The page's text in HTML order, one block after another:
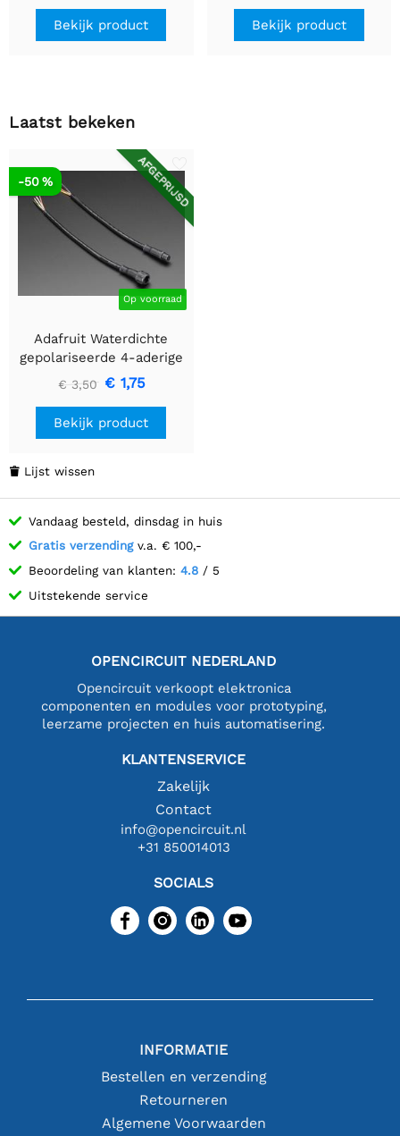
Bekijk product
LED's
Bekijk product
Laatst bekeken
AFGEPRIJSD
Op voorraad
-50 %
Adafruit Waterdichte
gepolariseerde 4-aderige
kabelset
€ 3,50 € 1,75
Bekijk product
 Lijst wissen
Vandaag besteld, dinsdag in huis
Gratis verzendingv.a. € 100,-
Beoordeling van klanten: 4.8 / 5
Uitstekende service
OPENCIRCUIT NEDERLAND
Opencircuit verkoopt elektronica
componenten en modules voor prototyping,
leerzame projecten en huis automatisering.
KLANTENSERVICE
Zakelijk
Contact
info@opencircuit.nl
+31 850014013
SOCIALS
INFORMATIE
Bestellen en verzending
Retourneren
Algemene Voorwaarden